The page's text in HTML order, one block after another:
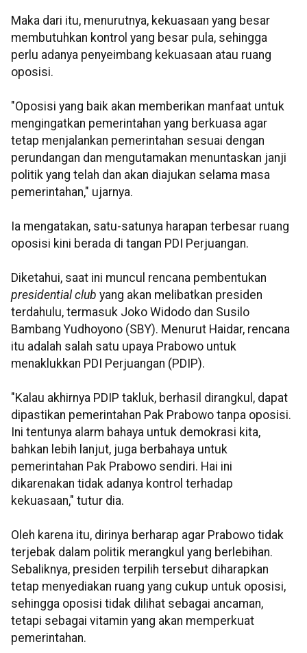
Maka dari itu, menurutnya, kekuasaan yang besar
membutuhkan kontrol yang besar pula, sehingga
perlu adanya penyeimbang kekuasaan atau ruang
oposisi.
"Oposisi yang baik akan memberikan manfaat untuk
mengingatkan pemerintahan yang berkuasa agar
tetap menjalankan pemerintahan sesuai dengan
perundangan dan mengutamakan menuntaskan janji
politik yang telah dan akan diajukan selama masa
pemerintahan," ujarnya.
Ia mengatakan, satu-satunya harapan terbesar ruang
oposisi kini berada di tangan PDI Perjuangan.
Diketahui, saat ini muncul rencana pembentukan
presidential club yang akan melibatkan presiden
terdahulu, termasuk Joko Widodo dan Susilo
Bambang Yudhoyono (SBY). Menurut Haidar, rencana
itu adalah salah satu upaya Prabowo untuk
menaklukkan PDI Perjuangan (PDIP).
"Kalau akhirnya PDIP takluk, berhasil dirangkul, dapat
dipastikan pemerintahan Pak Prabowo tanpa oposisi.
Ini tentunya alarm bahaya untuk demokrasi kita,
bahkan lebih lanjut, juga berbahaya untuk
pemerintahan Pak Prabowo sendiri. Hai ini
dikarenakan tidak adanya kontrol terhadap
kekuasaan," tutur dia.
Oleh karena itu, dirinya berharap agar Prabowo tidak
terjebak dalam politik merangkul yang berlebihan.
Sebaliknya, presiden terpilih tersebut diharapkan
tetap menyediakan ruang yang cukup untuk oposisi,
sehingga oposisi tidak dilihat sebagai ancaman,
tetapi sebagai vitamin yang akan memperkuat
pemerintahan.